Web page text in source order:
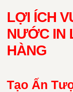
LỢI ÍCH
NƯỚC IN
HÀNG
Tạo Ấn